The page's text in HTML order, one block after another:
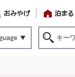
おみやげ 泊まる